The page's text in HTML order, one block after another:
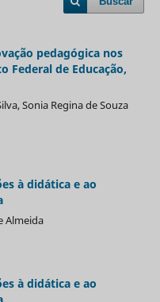
pedagógica nos
Federal de Educação,
Sonia Regina de Souza
à didática e ao
Almeida
à didática e ao